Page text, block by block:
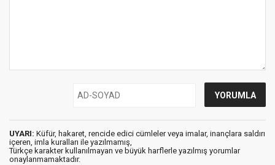
UYARI: Küfür, hakaret, rencide edici cümleler veya imalar, inançlara saldırı
içeren, imla kuralları ile yazılmamış,
Türkçe karakter kullanılmayan ve büyük harflerle yazılmış yorumlar
onaylanmamaktadır.